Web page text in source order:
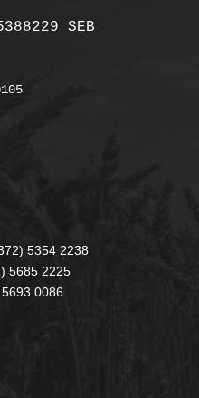
SEB
5354 2238
5685 2225
0086